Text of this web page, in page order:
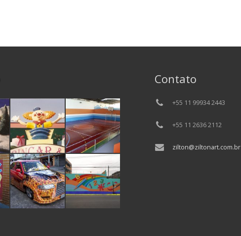
Contato
+55 11 99934 2443
+55 11 2636 2112
zilton@ziltonart.com.br